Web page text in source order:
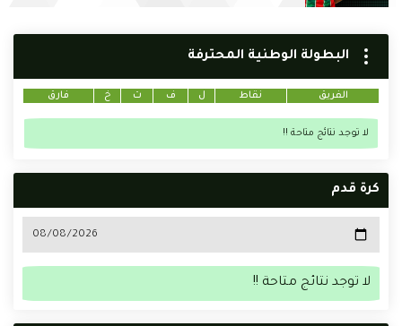
البطولة الوطنية المحترفة
الفريق نقاط ل ف ت خ فارق
لا توجد نتائج متاحة !!
كرة قدم
لا توجد نتائج متاحة !!